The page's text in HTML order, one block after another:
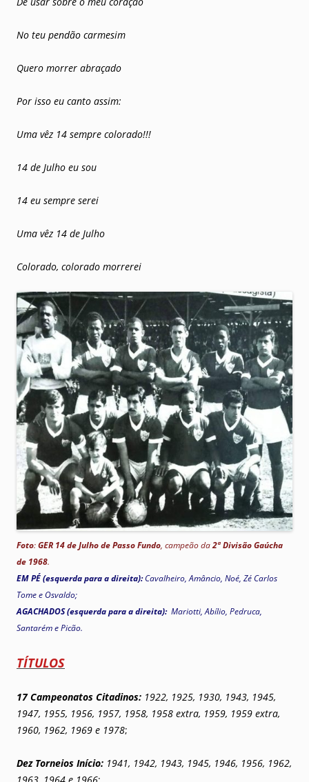
No teu pendão carmesim
Quero morrer abraçado
Por isso eu canto assim:
Uma vêz 14 sempre colorado!!!
14 de Julho eu sou
14 eu sempre serei
Uma vêz 14 de Julho
Colorado, colorado morrerei
Foto:GER 14 de Julhode Passo Fundo, campeãoda2ª Divisão Gaúcha
de 1968.
EM PÉ (esquerda para a direita):Cavalheiro, Amâncio, Noé, Zé Carlos
Tome e Osvaldo;
AGACHADOS (esquerda para a direita): Mariotti, Abílio, Pedruca,
Santarém e Picão.
TÍTULOS
17 Campeonatos Citadinos: 1922, 1925, 1930, 1943, 1945,
1947, 1955, 1956, 1957, 1958, 1958 extra, 1959, 1959 extra,
1960, 1962, 1969 e 1978;
Dez Torneios Início: 1941, 1942, 1943, 1945, 1946, 1956, 1962,